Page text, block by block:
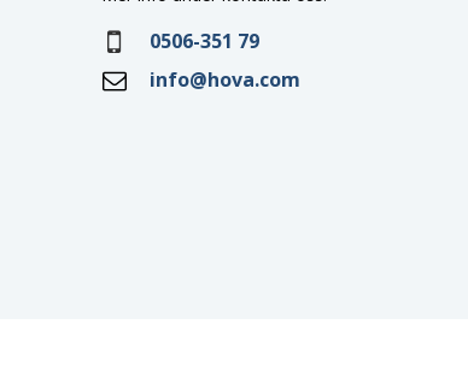
0506-351 79
info@hova.com